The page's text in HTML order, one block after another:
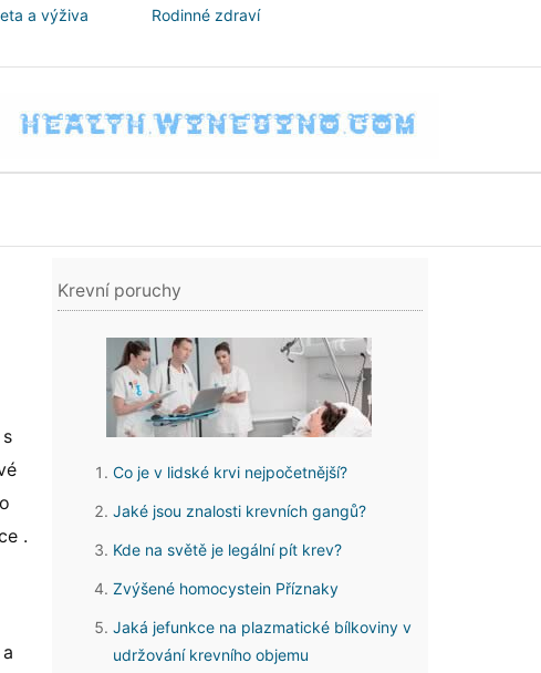
a výživa
Rodinné zdraví
.
Krevní poruchy
Co je v lidské krvi nejpočetnější?
Jaké jsou znalosti krevních gangů?
Kde na světě je legální pít krev?
Zvýšené homocystein Příznaky
Jaká jefunkce na plazmatické bílkoviny v
udržování krevního objemu